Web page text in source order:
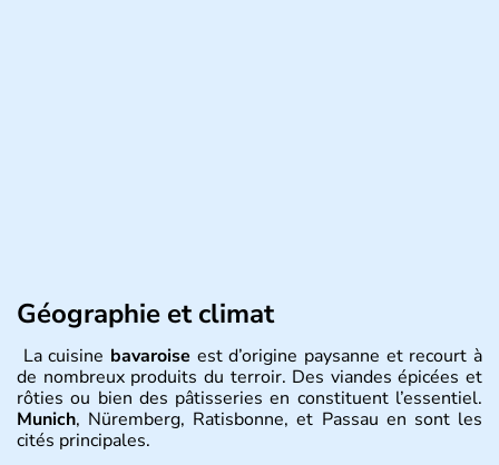
Géographie et climat
La cuisine bavaroise est d’origine paysanne et recourt à
de nombreux produits du terroir. Des viandes épicées et
rôties ou bien des pâtisseries en constituent l’essentiel.
Munich, Nüremberg, Ratisbonne, et Passau en sont les
cités principales.